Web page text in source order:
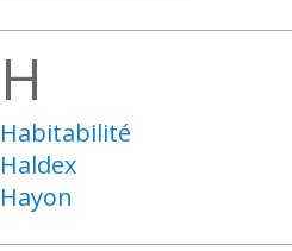
H
Habitabilité
Haldex
Hayon